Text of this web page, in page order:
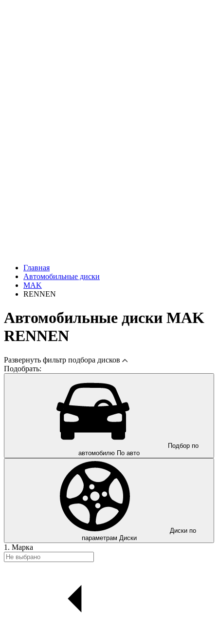
Главная
Автомобильные диски
MAK
RENNEN
Автомобильные диски MAK
RENNEN
Развернуть фильтр подбора дисков
Подобрать:
Подбор по
автомобилю По авто
Диски по
параметрам Диски
1. Марка